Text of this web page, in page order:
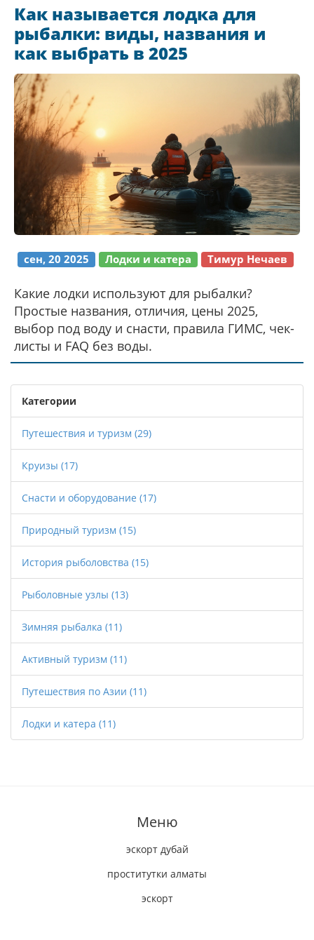
Как называется лодка для
рыбалки: виды, названия и
как выбрать в 2025
сен, 20 2025 Лодки и катера Тимур Нечаев
Какие лодки используют для рыбалки?
Простые названия, отличия, цены 2025,
выбор под воду и снасти, правила ГИМС, чек-
листы и FAQ без воды.
Категории
Путешествия и туризм (29)
Круизы (17)
Снасти и оборудование (17)
Природный туризм (15)
История рыболовства (15)
Рыболовные узлы (13)
Зимняя рыбалка (11)
Активный туризм (11)
Путешествия по Азии (11)
Лодки и катера (11)
Меню
эскорт дубай
проститутки алматы
эскорт